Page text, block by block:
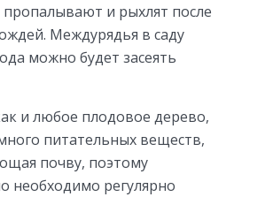
пропалывают и рыхлят после
Междурядья в саду
можно будет засеять
и любое плодовое дерево,
питательных веществ,
почву, поэтому
необходимо регулярно